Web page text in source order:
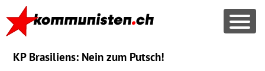
KP Brasiliens: Nein zum Putsch!